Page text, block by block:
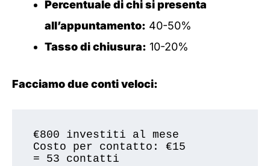
Percentuale di chi si presenta
all’appuntamento: 40-50%
Tasso di chiusura: 10-20%
Facciamo due conti veloci:
€800 investiti al mese
Costo per contatto: €15
= 53 contatti